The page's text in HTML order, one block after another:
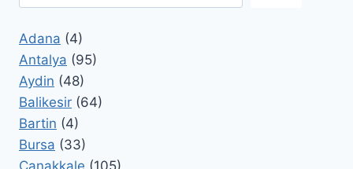
Adana (4)
Antalya (95)
Aydin (48)
Balikesir (64)
Bartin (4)
Bursa (33)
Canakkale (105)